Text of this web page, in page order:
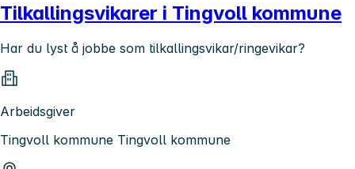
Tilkallingsvikarer i Tingvoll kommune
Har du lyst å jobbe som tilkallingsvikar/ringevikar?
Arbeidsgiver
Tingvoll kommune Tingvoll kommune